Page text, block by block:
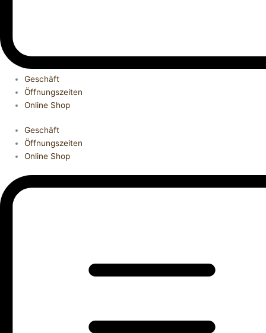
Geschäft
Öffnungszeiten
Online Shop
Geschäft
Öffnungszeiten
Online Shop